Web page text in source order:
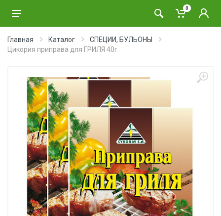
0
Главная Каталог
СПЕЦИИ, БУЛЬОНЫ
Цикория приправа для ГРИЛЯ 40г